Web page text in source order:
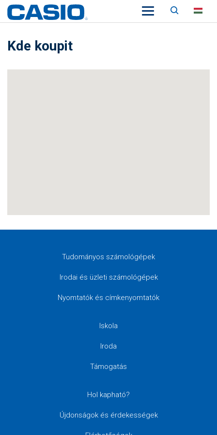
Keresés
Kde koupit
Tudományos számológépek
Irodai és üzleti számológépek
Nyomtatók és címkenyomtatók
Iskola
Iroda
Támogatás
Hol kapható?
Újdonságok és érdekességek